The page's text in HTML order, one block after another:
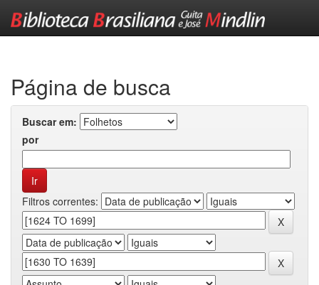
Página de busca
Buscar em:
por
Filtros correntes: